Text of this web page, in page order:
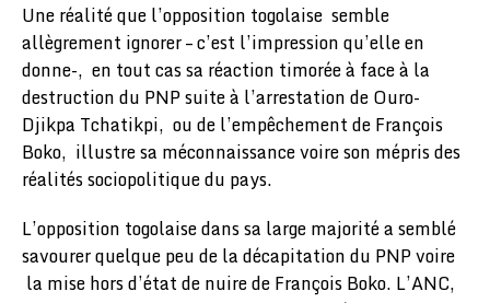
Une réalité que l’opposition togolaise semble
allègrement ignorer – c’est l’impression qu’elle en
donne-, en tout cas sa réaction timorée à face à la
destruction du PNP suite à l’arrestation de Ouro-
Djikpa Tchatikpi, ou de l’empêchement de François
Boko, illustre sa méconnaissance voire son mépris des
réalités sociopolitique du pays.
L’opposition togolaise dans sa large majorité a semblé
savourer quelque peu de la décapitation du PNP voire
la mise hors d’état de nuire de François Boko. L’ANC,